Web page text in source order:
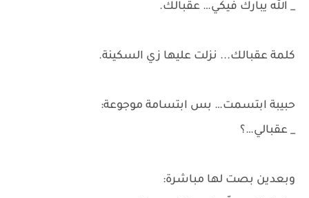
_ الله يبارك فيكي… عقبالك.
كلمة عقبالك... نزلت عليها زي السكينة.
حبيبة ابتسمت… بس ابتسامة موجوعة:
_ عقبالي…؟
وبعدين بصت لها مباشرة: